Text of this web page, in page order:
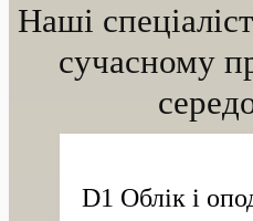
Наші
сучасному
D1 Облік і